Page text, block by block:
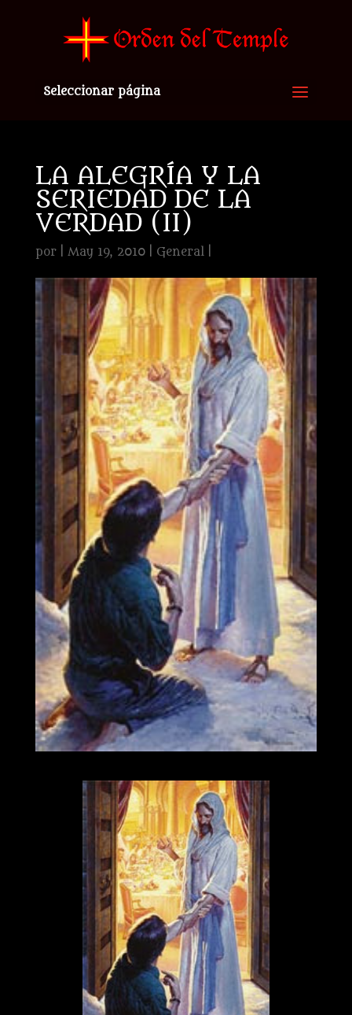
Seleccionar página
LA ALEGRÍA Y LA
SERIEDAD DE LA
VERDAD (II)
por May 19, 2010| General|